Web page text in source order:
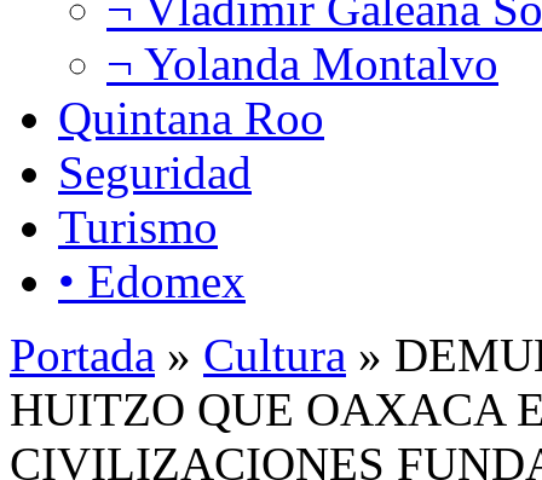
¬ Yolanda Montalvo
Quintana Roo
Seguridad
Turismo
• Edomex
Portada » Cultura »
HUITZO QUE OAXACA
CIVILIZACIONES